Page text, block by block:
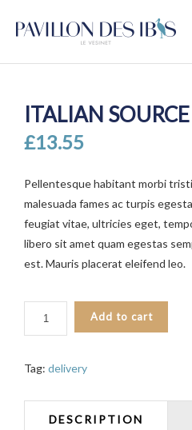
ITALIAN
£13.55
Pellentesque habitant morbi
malesuada fames ac turpis
feugiat vitae, ultricies eget,
libero sit amet quam egestas
est. Mauris placerat eleifend leo.
QUANTITY
Add to cart
Tag: delivery